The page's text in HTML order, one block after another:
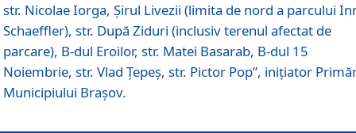
str. Nicolae Iorga, Şirul Livezii (limita de nord a parcului
Schaeffler), str. După Ziduri (inclusiv terenul afectat de
parcare), B-dul Eroilor, str. Matei Basarab, B-dul 15
Noiembrie, str. Vlad Ţepeş, str. Pictor Pop”, iniţiator
Municipiului Braşov.